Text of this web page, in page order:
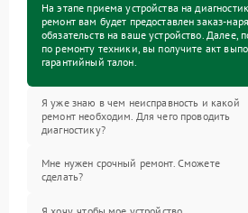
На этапе приема устройства на
ремонт вам будет предоставлен заказ-
обязательств на ваше устройство. Далее,
по ремонту техники, вы получите акт
гарантийный талон.
Я уже знаю в чем неисправность и какой
ремонт необходим. Для чего проводить
диагностику?
Мне нужен срочный ремонт. Сможете
сделать?